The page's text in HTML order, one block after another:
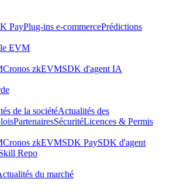
PayPlug-ins e-commercePrédictions
EVM
Cronos zkEVMSDK d'agent IA
de la sociétéActualités des
PartenairesSécuritéLicences & Permis
Cronos zkEVMSDK PaySDK d'agent
Repo
du marché